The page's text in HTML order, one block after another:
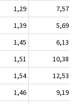
1,29
7,57
1,39
5,69
1,45
6,13
1,51
10,38
1,54
12,53
1,46 9,19